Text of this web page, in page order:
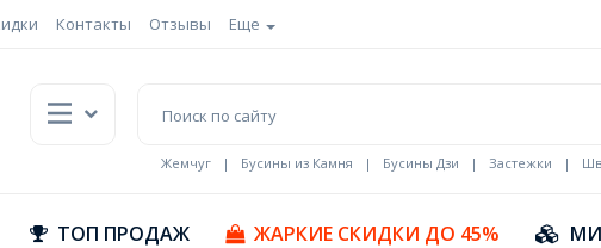
Контакты Отзывы Еще
Жемчуг | Бусины из Камня | Бусины Дзи | Застежки |
ТОП ПРОДАЖ ЖАРКИЕ СКИДКИ ДО 45%